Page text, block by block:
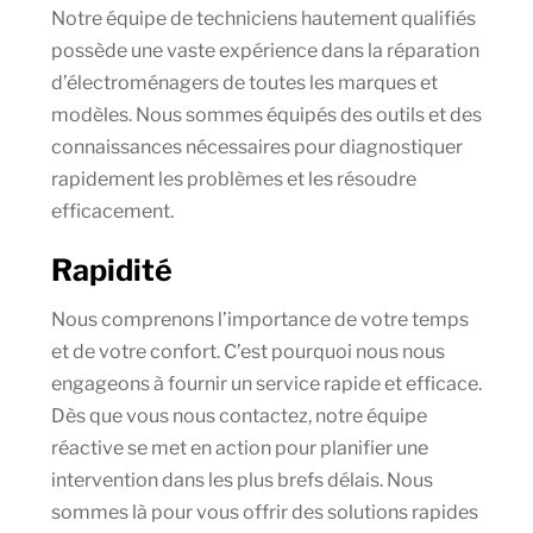
Notre équipe de techniciens hautement qualifiés
possède une vaste expérience dans la réparation
d’électroménagers de toutes les marques et
modèles. Nous sommes équipés des outils et des
connaissances nécessaires pour diagnostiquer
rapidement les problèmes et les résoudre
efficacement.
Rapidité
Nous comprenons l’importance de votre temps
et de votre confort. C’est pourquoi nous nous
engageons à fournir un service rapide et efficace.
Dès que vous nous contactez, notre équipe
réactive se met en action pour planifier une
intervention dans les plus brefs délais. Nous
sommes là pour vous offrir des solutions rapides